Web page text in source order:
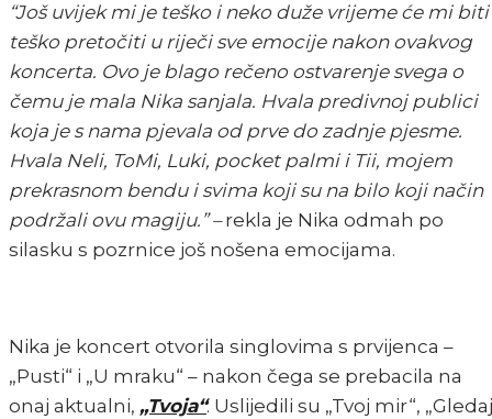
“Još uvijek mi je teško i neko duže vrijeme će mi biti
teško pretočiti u riječi sve emocije nakon ovakvog
koncerta. Ovo je blago rečeno ostvarenje svega o
čemu je mala Nika sanjala. Hvala predivnoj publici
koja je s nama pjevala od prve do zadnje pjesme.
Hvala Neli, ToMi, Luki, pocket palmi i Tii, mojem
prekrasnom bendu i svima koji su na bilo koji način
podržali ovu magiju.” –rekla je Nika odmah po
silasku s pozrnice još nošena emocijama.
Nika je koncert otvorila singlovima s prvijenca –
„Pusti“ i „U mraku“ – nakon čega se prebacila na
onaj aktualni, „Tvoja“. Uslijedili su „Tvoj mir“, „Gledaj